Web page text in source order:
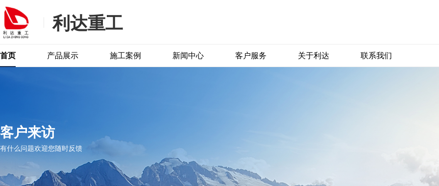
利达重工
首页 产品展示 施工案例 新闻中心 客户服务 关于利达 联系我们
客户来访
有什么问题欢迎您随时反馈